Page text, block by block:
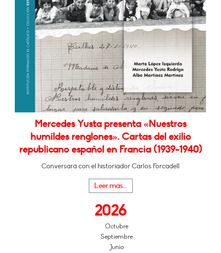
Mercedes Yusta presenta «Nuestros
humildes renglones». Cartas del exilio
republicano español en Francia (1939-1940)
Conversará con el historiador Carlos Forcadell
Leer más...
2026
Octubre
Septiembre
Junio